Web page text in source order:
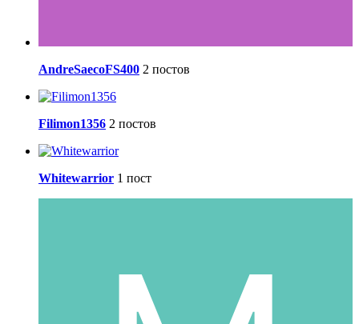
AndreSaecoFS400 2 постов
Filimon1356 2 постов
Whitewarrior 1 пост